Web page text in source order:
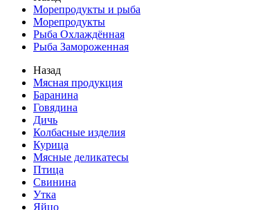
Морепродукты и рыба
Морепродукты
Рыба Охлаждённая
Рыба Замороженная
Назад
Мясная продукция
Баранина
Говядина
Дичь
Колбасные изделия
Курица
Мясные деликатесы
Птица
Свинина
Утка
Яйцо